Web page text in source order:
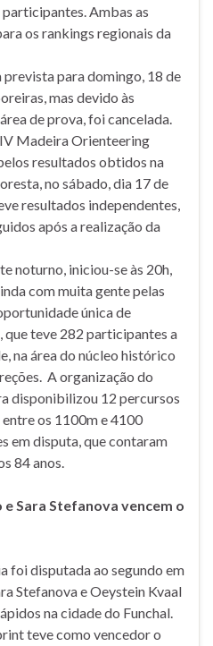
Ambas as
os rankings regionais da
para domingo, 18 de
mas devido às
de prova, foi cancelada.
Madeira Orienteering
resultados obtidos na
no sábado, dia 17 de
resultados independentes,
após a realização da
noturno, iniciou-se às 20h,
com muita gente pelas
única de
que teve 282 participantes a
na área do núcleo histórico
A organização do
disponibilizou 12 percursos
os 1100m e 4100
em disputa, que contaram
84 anos.
Sara Stefanova vencem o
foi disputada ao segundo em
Stefanova e Oeystein Kvaal
na cidade do Funchal.
teve como vencedor o